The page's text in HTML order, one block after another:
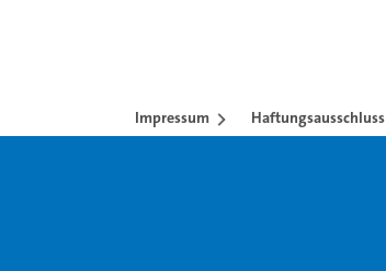
Impressum Haftungsausschluss